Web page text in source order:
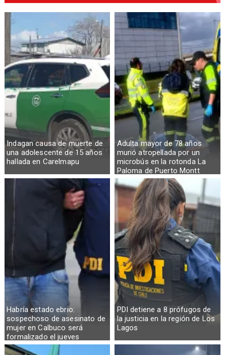
Indagan causa de muerte de
una adolescente de 15 años
hallada en Carelmapu
Adulta mayor de 78 años
murió atropellada por un
microbús en la rotonda La
Paloma de Puerto Montt
Habría estado ebrio:
sospechoso de asesinato de
mujer en Calbuco será
formalizado el jueves
PDI detiene a 8 prófugos de
la justicia en la región de Los
Lagos